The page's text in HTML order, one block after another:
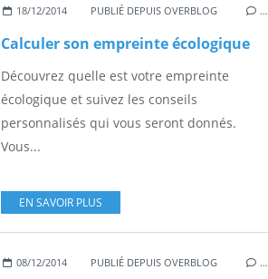
18/12/2014 PUBLIÉ DEPUIS OVERBLOG …
Calculer son empreinte écologique
Découvrez quelle est votre empreinte
écologique et suivez les conseils
personnalisés qui vous seront donnés.
Vous...
EN SAVOIR PLUS
08/12/2014 PUBLIÉ DEPUIS OVERBLOG …